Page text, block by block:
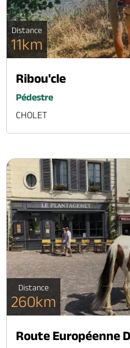
Distance
11km
Ribou'cle
Pédestre
CHOLET
Distance
260km
Route Européenne